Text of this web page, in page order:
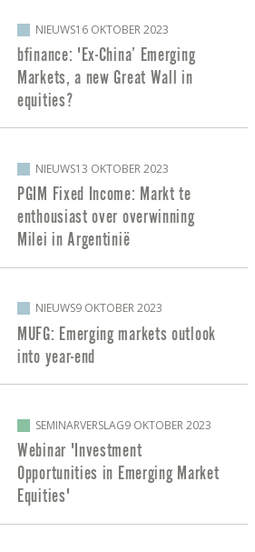
NIEUWS16 OKTOBER 2023
bfinance: 'Ex-China’ Emerging
Markets, a new Great Wall in
equities?
NIEUWS13 OKTOBER 2023
PGIM Fixed Income: Markt te
enthousiast over overwinning
Milei in Argentinië
NIEUWS9 OKTOBER 2023
MUFG: Emerging markets outlook
into year-end
SEMINARVERSLAG9 OKTOBER 2023
Webinar 'Investment
Opportunities in Emerging Market
Equities'